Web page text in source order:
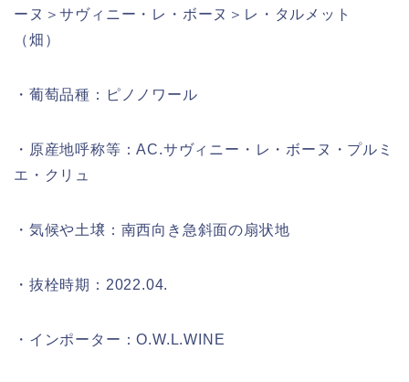
ーヌ＞サヴィニー・レ・ボーヌ＞レ・タルメット
（畑）
・葡萄品種：ピノノワール
・原産地呼称等：AC.サヴィニー・レ・ボーヌ・プルミ
エ・クリュ
・気候や土壌：南西向き急斜面の扇状地
・抜栓時期：2022.04.
・インポーター：O.W.L.WINE